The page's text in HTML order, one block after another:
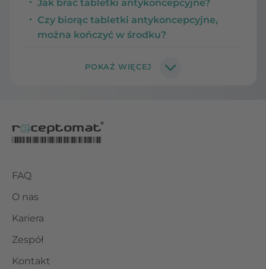
Jak brać tabletki antykoncepcyjne?
Czy biorąc tabletki antykoncepcyjne,
można kończyć w środku?
FAQ
O nas
Kariera
Zespół
Kontakt